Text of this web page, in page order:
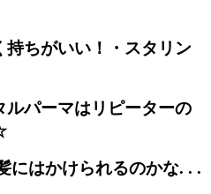
ちがいい！・スタリン
パーマはリピーターの
にはかけられるのかな. . .